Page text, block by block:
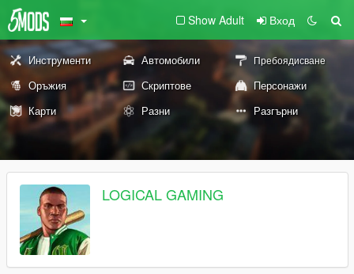
Show Adult Вход
Инструменти Автомобили Пребоядисване
Оръжия Скриптове
Персонажи
Карти
Разни Разгърни
LOGICAL GAMING